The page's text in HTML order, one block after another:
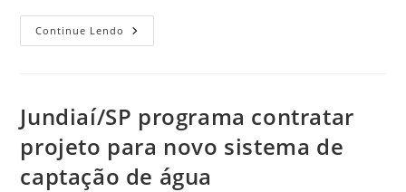
Continue Lendo
Jundiaí/SP programa contratar
projeto para novo sistema de
captação de água